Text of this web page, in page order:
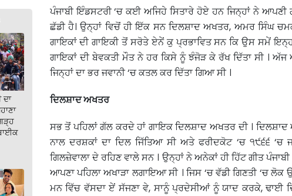
ਦਾ
ਪੰਜਾਬੀ ਇੰਡਸਟਰੀ ‘ਚ ਕਈ ਅਜਿਹੇ ਸਿਤਾਰੇ ਹੋਏ ਹਨ ਜਿਨ੍ਹਾਂ ਨੇ
ਛੱਡੀ ਹੈ। ਉਨ੍ਹਾਂ ਵਿਚੋਂ ਹੀ ਇੱਕ ਸਨ ਦਿਲਸ਼ਾਦ ਅਖਤਰ, ਅਮਰ ਸਿੰਘ
ਗਾਇਕਾਂ ਦੀ ਗਾਇਕੀ ਤੋਂ ਸਰੋਤੇ ਏਨੇਂ ਕੁ ਪ੍ਰਭਾਵਿਤ ਸਨ ਕਿ ਉਸ ਸਮੇਂ
ਗਾਇਕਾਂ ਦੀ ਬੇਵਕਤੀ ਮੌਤ ਨੇ ਹਰ ਕਿਸੇ ਨੂੰ ਝੰਜੋੜ ਕੇ ਰੱਖ ਦਿੱਤਾ ਸੀ ।
ਜਿਨ੍ਹਾਂ ਦਾ ਭਰ ਜਵਾਨੀ ‘ਚ ਕਤਲ ਕਰ ਦਿੱਤਾ ਗਿਆ ਸੀ ।
ਦਿਲਸ਼ਾਦ ਅਖਤਰ
ਸਭ ਤੋਂ ਪਹਿਲਾਂ ਗੱਲ ਕਰਦੇ ਹਾਂ ਗਾਇਕ ਦਿਲਸ਼ਾਦ ਅਖਤਰ ਦੀ ।
ਨਾਲ ਦਰਸ਼ਕਾਂ ਦਾ ਦਿਲ ਜਿੱਤਿਆ ਸੀ ਅਤੇ ਫਰੀਦਕੋਟ ‘ਚ ੧੯੬੬
ਗਿਲਜ਼ੇਵਾਲਾ ਦੇ ਰਹਿਣ ਵਾਲੇ ਸਨ । ਉਨ੍ਹਾਂ ਨੇ ਅਨੇਕਾਂ ਹੀ ਹਿੱਟ ਗੀਤ
ਆਪਣਾ ਪਹਿਲਾ ਅਖਾੜਾ ਲਗਾਇਆ ਸੀ । ਜਿਸ ‘ਚ ਵੱਡੀ ਗਿਣਤੀ ‘ਚ
ਮਨ ਵਿੱਚ ਵੱਸਦਾ ਏਂ ਸੱਜਣਾ ਵੇ, ਸਾਨੂੰ ਪ੍ਰਦੇਸੀਆਂ ਨੂੰ ਯਾਦ ਕਰਕੇ, ਢਾਈ